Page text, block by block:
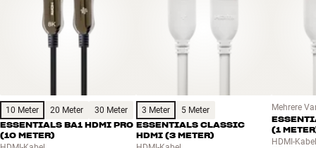
Kabeldurchmesser: 5,5 mm
10 Meter 20 Meter 30 Meter
ESSENTIALS BA1 HDMI PRO
(10 METER)
3 Meter 5 Meter
ESSENTIALS CLASSIC
HDMI (3 METER)
Mehrere
(1
HDMI-